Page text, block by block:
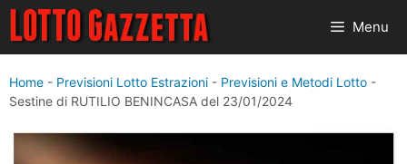
Vai
contenuto
Menu
Home - Previsioni Lotto Estrazioni - Previsioni e Metodi Lotto -
Sestine di RUTILIO BENINCASA del 23/01/2024